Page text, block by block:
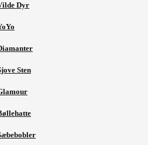
Dyr
Sten